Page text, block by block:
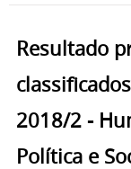
Resultado
2018/2 -
Política e